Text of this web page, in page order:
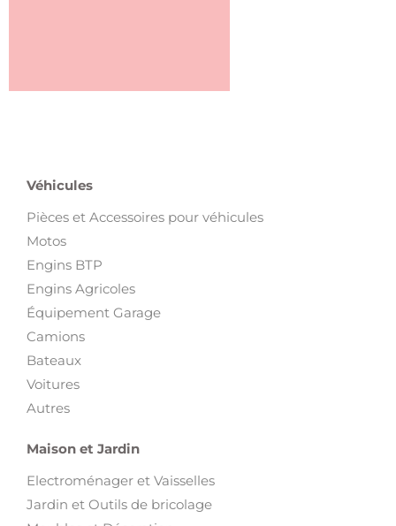
Véhicules
Pièces et Accessoires pour véhicules
Motos
Engins BTP
Engins Agricoles
Équipement Garage
Camions
Bateaux
Voitures
Autres
Maison et Jardin
Electroménager et Vaisselles
Jardin et Outils de bricolage